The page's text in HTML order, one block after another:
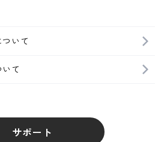
いて
て
サポート